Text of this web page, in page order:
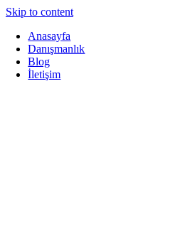
Skip to content
Anasayfa
Danışmanlık
Blog
İletişim